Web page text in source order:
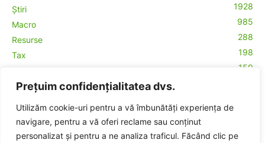
Prețuim confidențialitatea dvs.
Utilizăm cookie-uri pentru a vă îmbunătăți experiența de
navigare, pentru a vă oferi reclame sau conținut
personalizat și pentru a ne analiza traficul. Făcând clic pe
Știri
1928
Macro
985
Resurse
288
Tax
198
159
Contabilitate
Crypto